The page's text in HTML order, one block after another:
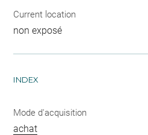
Current location
non exposé
INDEX
Mode d'acquisition
achat